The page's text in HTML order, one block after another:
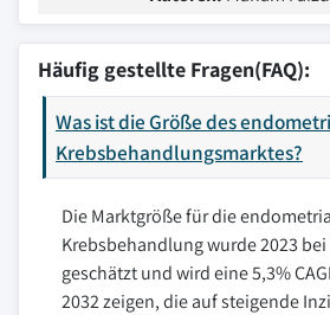
Häufig gestellte Fragen(FAQ):
Was ist die Größe des
Krebsbehandlungsmarktes?
Die Marktgröße für die
Krebsbehandlung wurde 2023 bei
geschätzt und wird eine 5,3%
2032 zeigen, die auf steigende